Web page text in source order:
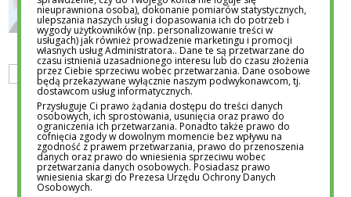
Redaktorka portalu edutorial.pl
NAUKA PSYCHOLOGIA
POWIĄZANE POSTY
nieuprawniona osoba), dokonanie pomiarów statystycznych,
ulepszania naszych usług i dopasowania ich do potrzeb i
wygody użytkowników (np. personalizowanie treści w
usługach) jak również prowadzenie marketingu i promocji
własnych usług Administratora.. Dane te są przetwarzane do
czasu istnienia uzasadnionego interesu lub do czasu złożenia
przez Ciebie sprzeciwu wobec przetwarzania. Dane osobowe
będą przekazywane wyłącznie naszym podwykonawcom, tj.
dostawcom usług informatycznych.
Przysługuje Ci prawo żądania dostępu do treści danych
osobowych, ich sprostowania, usunięcia oraz prawo do
ograniczenia ich przetwarzania. Ponadto także prawo do
cofnięcia zgody w dowolnym momencie bez wpływu na
zgodność z prawem przetwarzania, prawo do przenoszenia
danych oraz prawo do wniesienia sprzeciwu wobec
przetwarzania danych osobowych. Posiadasz prawo
wniesienia skargi do Prezesa Urzędu Ochrony Danych
Osobowych.